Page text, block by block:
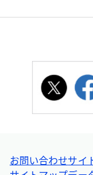
お問い合わせサイ